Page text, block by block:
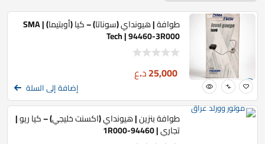
طوافة | هيونداي (سوناتا) – كيا (أوبتيما) | SMA
Tech | 94460-3R000
25,000د.ع
إضافة إلى السلة
طوافة بنزين | هيونداي (اكسنت خليجي) – كيا ريو |
تجاري | 94460-1R000